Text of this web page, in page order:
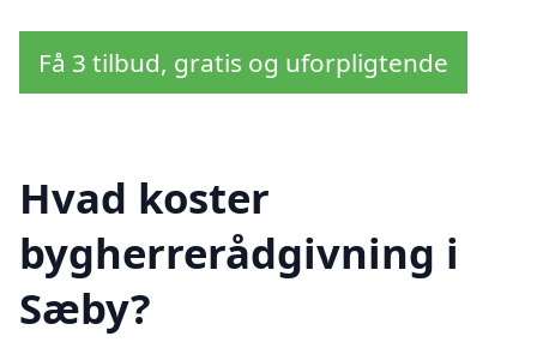
Få 3 tilbud, gratis og uforpligtende
Hvad koster
bygherrerådgivning i
Sæby?